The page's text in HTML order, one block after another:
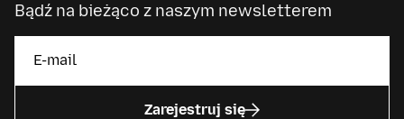
Bądź na bieżąco z naszym newsletterem
Zarejestruj się